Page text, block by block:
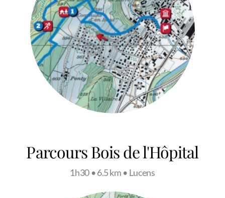
Parcours Bois de l'Hôpital
1h30 • 6.5 km • Lucens